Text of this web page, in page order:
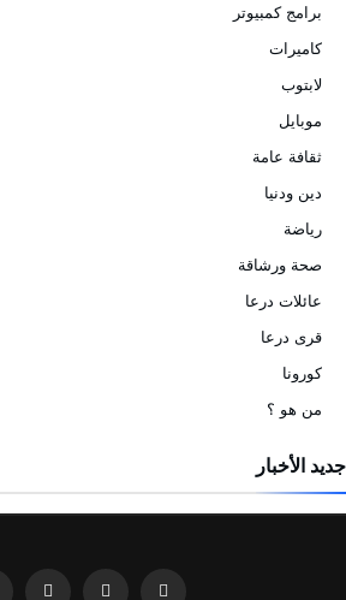
برامج كمبيوتر
كاميرات
لابتوب
موبايل
ثقافة عامة
دين ودنيا
رياضة
صحة ورشاقة
عائلات درعا
قرى درعا
كورونا
من هو ؟
جديد الأخبار